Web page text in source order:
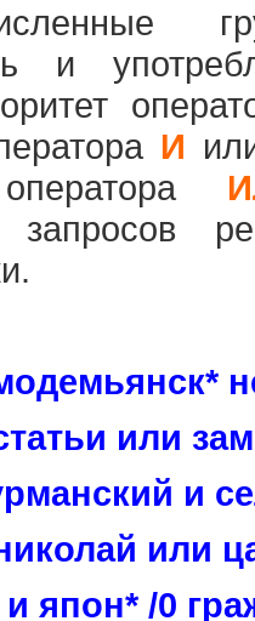
и
И
запросов
или
и
или
япон* /0